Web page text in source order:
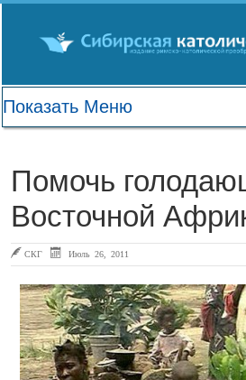
Помочь
Восточной
СКГ Июль 26, 2011